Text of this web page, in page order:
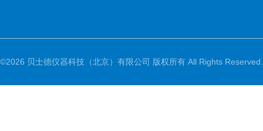
©2026 贝士德仪器科技（北京）有限公司 版权所有 All Rights Reserved.